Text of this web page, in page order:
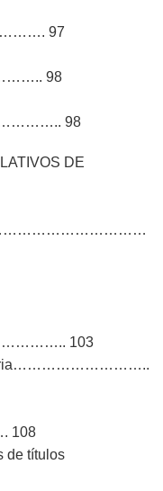
97
98
98
DE
103
de títulos